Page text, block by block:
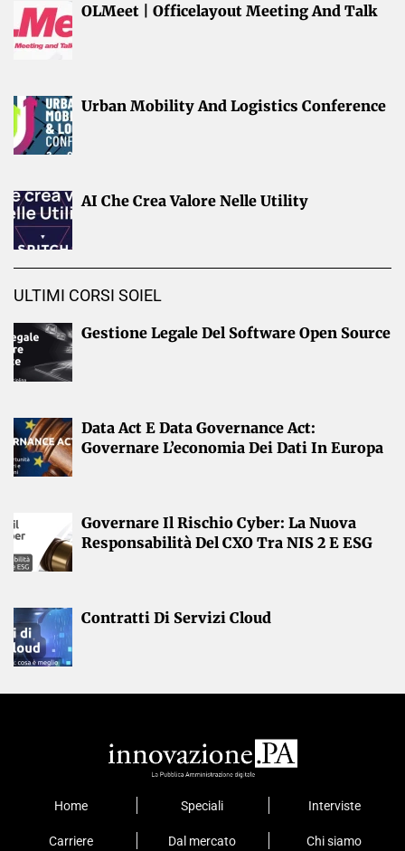
OLMeet | Officelayout Meeting And Talk
Urban Mobility And Logistics Conference
AI Che Crea Valore Nelle Utility
ULTIMI CORSI SOIEL
Gestione Legale Del Software Open Source
Data Act E Data Governance Act:
Governare L’economia Dei Dati In Europa
Governare Il Rischio Cyber: La Nuova
Responsabilità Del CXO Tra NIS 2 E ESG
Contratti Di Servizi Cloud
Home Speciali Interviste
Carriere Dal mercato Chi siamo